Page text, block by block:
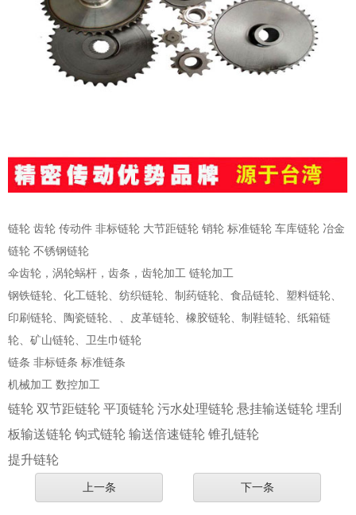
链轮 齿轮 传动件 非标链轮 大节距链轮 销轮 标准链轮 车库链轮 冶金
链轮 不锈钢链轮
伞齿轮，涡轮蜗杆，齿条，齿轮加工 链轮加工
钢铁链轮、化工链轮、纺织链轮、制药链轮、食品链轮、塑料链轮、
印刷链轮、陶瓷链轮、、皮革链轮、橡胶链轮、制鞋链轮、纸箱链
轮、矿山链轮、卫生巾链轮
链条 非标链条 标准链条
机械加工 数控加工
链轮 双节距链轮 平顶链轮 污水处理链轮 悬挂输送链轮 埋刮
板输送链轮 钩式链轮 输送倍速链轮 锥孔链轮
提升链轮
上一条 下一条